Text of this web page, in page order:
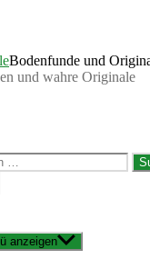
Bodenfunde und
und wahre Originale
anzeigen